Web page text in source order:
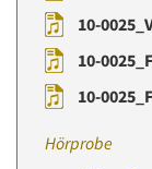
10-
10-
10-
Hörprobe